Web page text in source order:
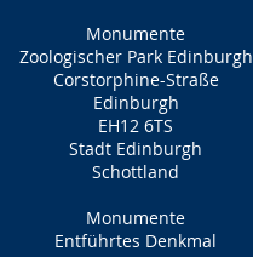
Monumente
Zoologischer Park Edinburgh
Corstorphine-Straße
Edinburgh
EH12 6TS
Stadt Edinburgh
Schottland
Monumente
Entführtes Denkmal